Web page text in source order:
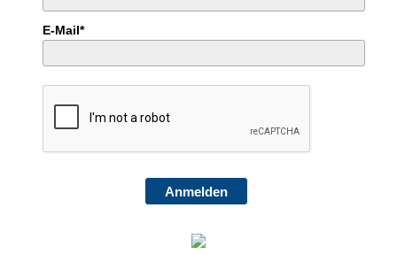
E-Mail*
Anmelden